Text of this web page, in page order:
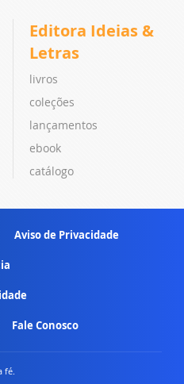
Editora Ideias &
Letras
livros
coleções
lançamentos
ebook
catálogo
Aviso de Privacidade
Fale Conosco
fé.